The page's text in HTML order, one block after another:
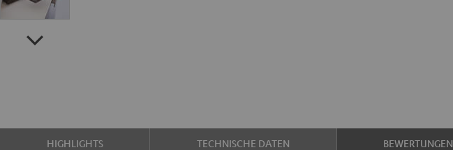
HIGHLIGHTS TECHNISCHE DATEN BEWERTUNGEN